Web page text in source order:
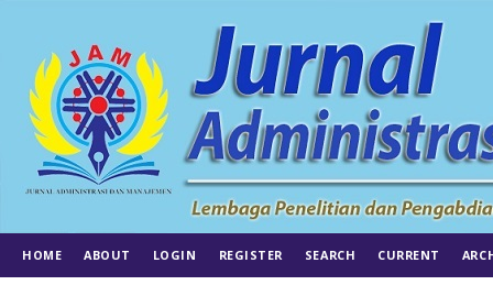
HOME ABOUT LOGIN REGISTER SEARCH CURRENT